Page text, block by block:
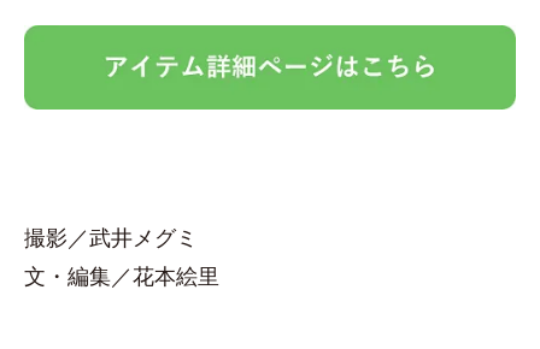
撮影／武井メグミ
文・編集／花本絵里